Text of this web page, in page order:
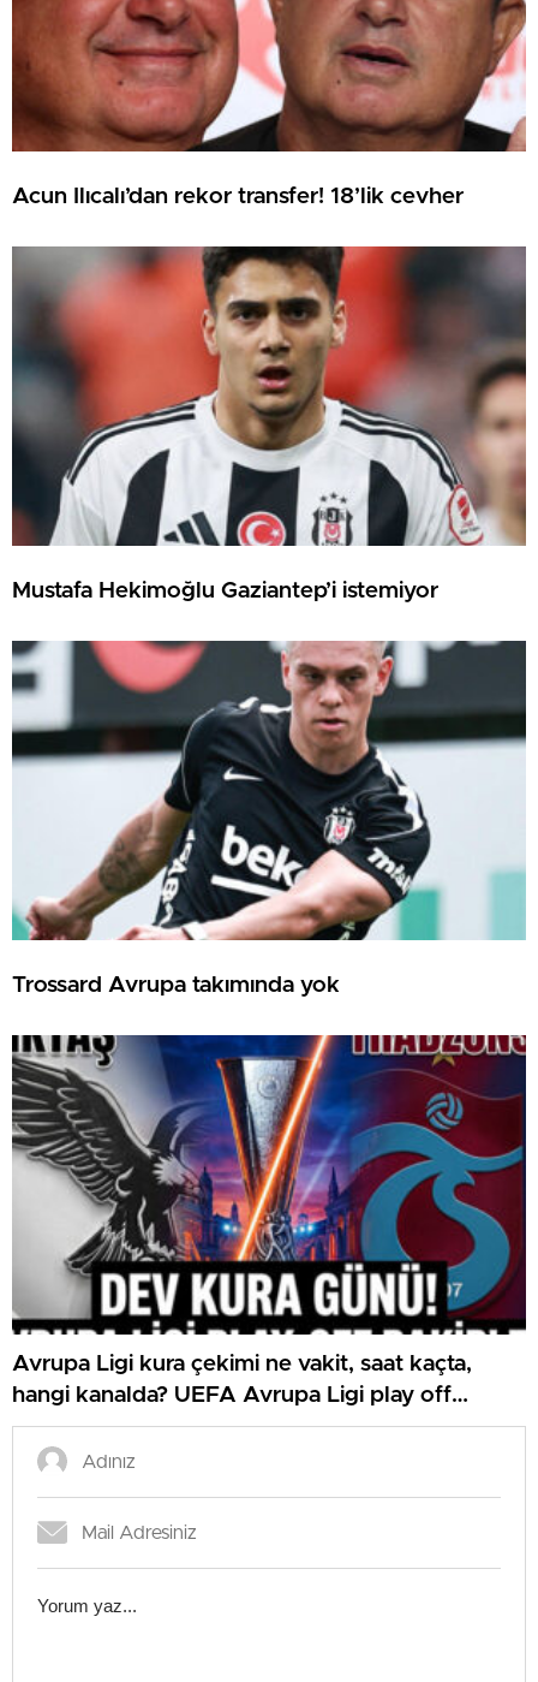
Acun Ilıcalı’dan rekor transfer! 18’lik cevher
Mustafa Hekimoğlu Gaziantep’i istemiyor
Trossard Avrupa takımında yok
Avrupa Ligi kura çekimi ne vakit, saat kaçta,
hangi kanalda? UEFA Avrupa Ligi play off
Beşiktaş ve Trabzonspor olası rakipleri